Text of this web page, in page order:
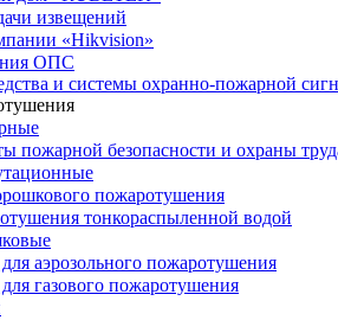
извещений
«Hikvision»
ОПС
и системы охранно-пожарной
пожарной безопасности и охраны
пожаротушения
тонкораспыленной водой
аэрозольного пожаротушения
газового пожаротушения